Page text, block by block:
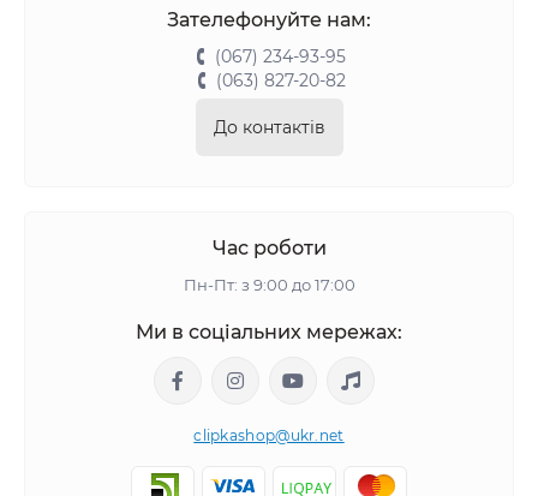
Зателефонуйте нам:
(067) 234-93-95
(063) 827-20-82
До контактів
Час роботи
Пн-Пт: з 9:00 до 17:00
Ми в соціальних мережах:
clipkashop@ukr.net